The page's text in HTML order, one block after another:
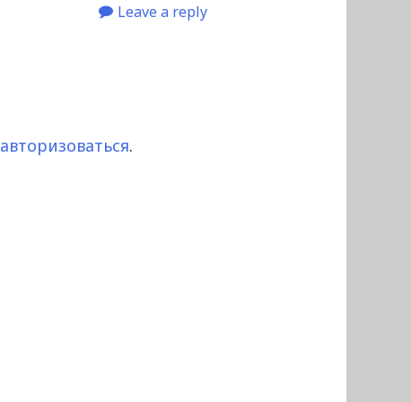
Leave a reply
авторизоваться.